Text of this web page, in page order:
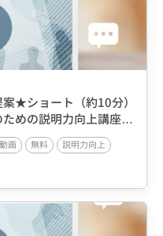
★ショート（約10分）
めの説明力向上講座
説明力向上講座
画 無料
説明力向上